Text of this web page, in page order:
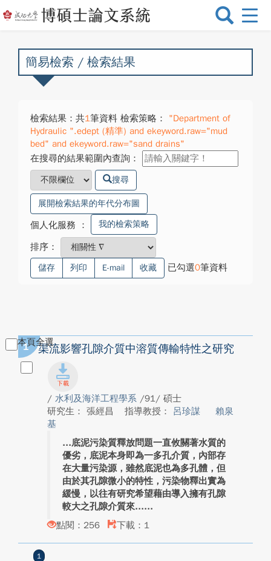
選
換
簡易檢索 / 檢索結果
檢索結果：共1筆資料 檢索策略：
"Department of
Hydraulic ".edept (精準) and ekeyword.raw="mud
bed" and ekeyword.raw="sand drains"
在搜尋的結果範圍內查詢：
搜尋
展開檢索結果的年代分布圖
個人化服務 ： 我的檢索策略
排序：
儲存 列印 E-mail 收藏 已勾選0筆資料
本頁全選
1 渠流影響孔隙介質中溶質傳輸特性之研究
/ 水利及海洋工程學系 /91/ 碩士
研究生： 張經昌
指導教授： 呂珍謀
賴泉
基
底泥污染質釋放問題一直攸關著水質的
優劣，底泥本身即為一多孔介質，內部存
在大量污染源，雖然底泥也為多孔體，但
由於其孔隙微小的特性，污染物釋出實為
緩慢，以往有研究希望藉由導入擁有孔隙
較大之孔隙介質來...
點閱：256
下載：1
1